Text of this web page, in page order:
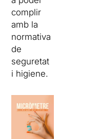
complir
amb la
normativa
de
seguretat
i higiene.